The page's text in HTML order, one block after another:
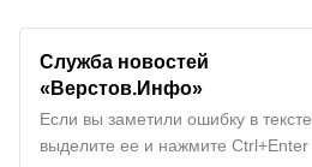
Служба новостей
«Верстов.Инфо»
Если вы заметили ошибку в тексте,
выделите ее и нажмите Ctrl+Enter